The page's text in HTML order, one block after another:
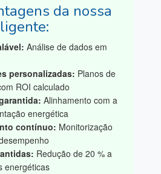
da nossa
Análise de dados em
personalizadas: Planos de
ROI calculado
Alinhamento com a
energética
contínuo: Monitorização
Redução de 20 % a
energéticas